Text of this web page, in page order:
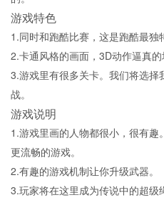
游戏特色
1.同时和跑酷比赛，这是跑酷最独
2.卡通风格的画面，3D动作逼真的
3.游戏里有很多关卡。我们将选
战。
游戏说明
1.游戏里画的人物都很小，很有
更流畅的游戏。
2.有趣的游戏机制让你升级武器。
3.玩家将在这里成为传说中的超级